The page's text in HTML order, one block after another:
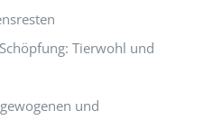
Tierwohl und
und